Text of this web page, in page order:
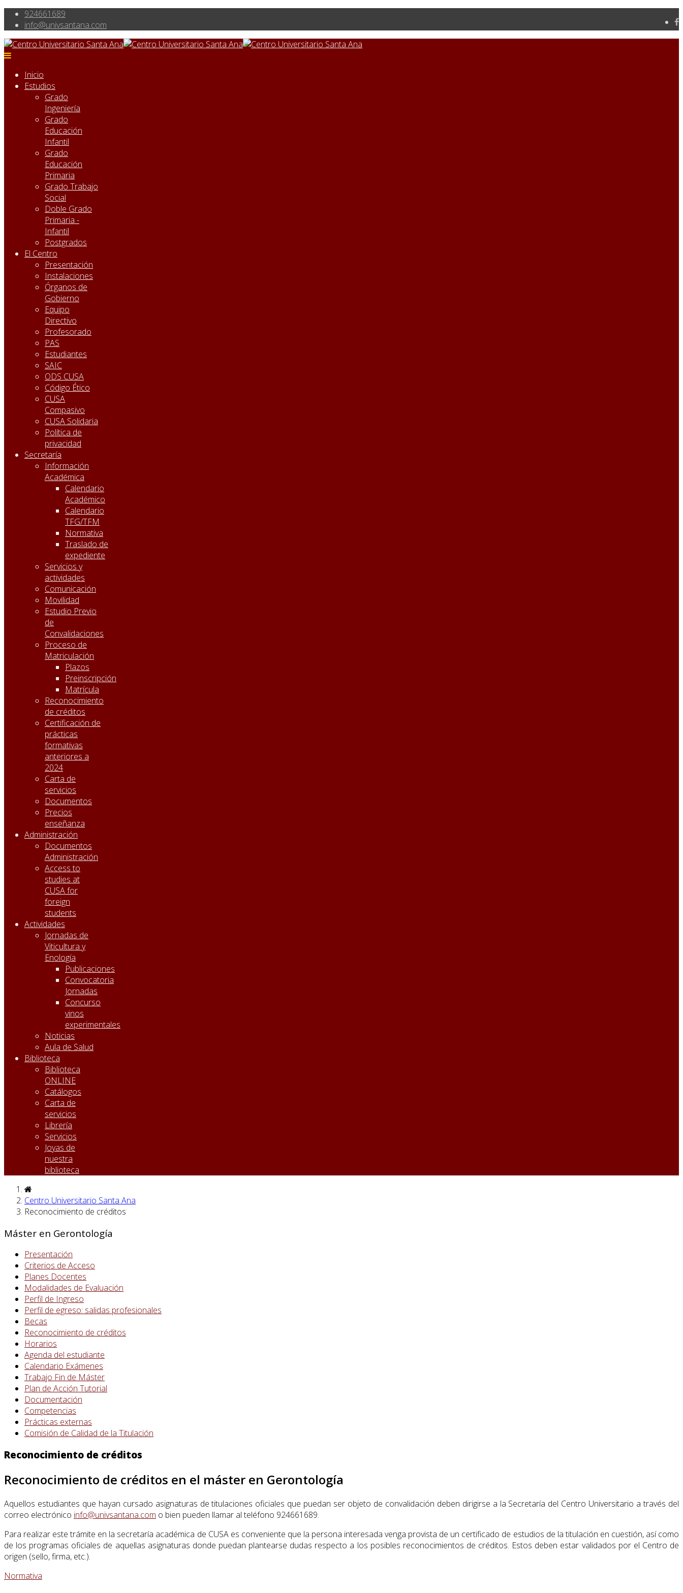
924661689
info@univsantana.com
Inicio
Estudios
Grado
Ingeniería
Grado
Educación
Infantil
Grado
Educación
Primaria
Grado Trabajo
Social
Doble Grado
Primaria -
Infantil
Postgrados
El Centro
Presentación
Instalaciones
Órganos de
Gobierno
Equipo
Directivo
Profesorado
PAS
Estudiantes
SAIC
ODS CUSA
Código Ético
CUSA
Compasivo
CUSA Solidaria
Política de
privacidad
Secretaría
Información
Académica
Calendario
Académico
Calendario
TFG/TFM
Normativa
Traslado de
expediente
Servicios y
actividades
Comunicación
Movilidad
Estudio Previo
de
Convalidaciones
Proceso de
Matriculación
Plazos
Preinscripción
Matrícula
Reconocimiento
de créditos
Certificación de
prácticas
formativas
anteriores a
2024
Carta de
servicios
Documentos
Precios
enseñanza
Administración
Documentos
Administración
Access to
studies at
CUSA for
foreign
students
Actividades
Jornadas de
Viticultura y
Enología
Publicaciones
Convocatoria
Jornadas
Concurso
vinos
experimentales
Noticias
Aula de Salud
Biblioteca
Biblioteca
ONLINE
Catálogos
Carta de
servicios
Librería
Servicios
Joyas de
nuestra
biblioteca
Centro Universitario Santa Ana
Reconocimiento de créditos
Máster en Gerontología
Presentación
Criterios de Acceso
Planes Docentes
Modalidades de Evaluación
Perfil de Ingreso
Perfil de egreso: salidas profesionales
Becas
Reconocimiento de créditos
Horarios
Agenda del estudiante
Calendario Exámenes
Trabajo Fin de Máster
Plan de Acción Tutorial
Documentación
Competencias
Prácticas externas
Comisión de Calidad de la Titulación
Reconocimiento de créditos
Reconocimiento de créditos en el máster en Gerontología
Aquellos estudiantes que hayan cursado asignaturas de titulaciones oficiales que puedan ser objeto de convalidación deben dirigirse a la Secretaría del Centro Universitario a través del
correo electrónico info@univsantana.com o bien pueden llamar al teléfono 924661689.
Para realizar este trámite en la secretaría académica de CUSA es conveniente que la persona interesada venga provista de un certificado de estudios de la titulación en cuestión, así como
de los programas oficiales de aquellas asignaturas donde puedan plantearse dudas respecto a los posibles reconocimientos de créditos. Estos deben estar validados por el Centro de
origen (sello, firma, etc.).
Normativa